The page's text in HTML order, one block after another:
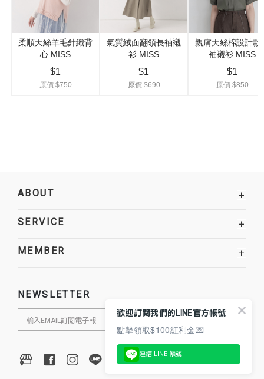
ABOUT +
SERVICE +
MEMBER +
NEWSLETTER
歡迎訂閱我們的LINE官方帳號
點擊領取$100紅利金💌
連結 LINE 帳號